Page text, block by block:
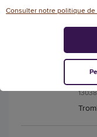
Consulter notre politique de